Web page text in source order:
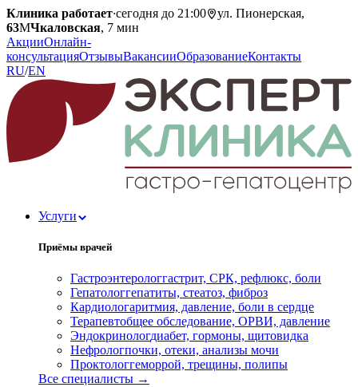
Клиника работает·сегодня до 21:00
ул. Пионерская,
63МЧкаловская, 7 мин
АкцииОнлайн-
консультацияОтзывыВакансииОбразованиеКонтакты
RU/EN
Услуги
Приёмы врачей
Гастроэнтерологгастрит, СРК, рефлюкс, боли
Гепатологгепатиты, стеатоз, фиброз
Кардиологаритмия, давление, боли в сердце
Терапевтобщее обследование, ОРВИ, давление
Эндокринологдиабет, гормоны, щитовидка
Нефрологпочки, отеки, анализы мочи
Проктологгеморрой, трещины, полипы
Все специалисты →